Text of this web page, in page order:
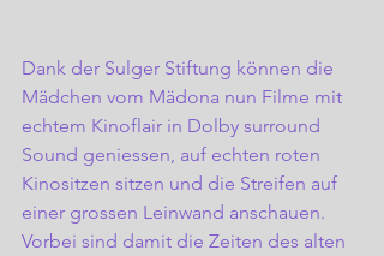
Dank der Sulger Stiftung können die
Mädchen vom Mädona nun Filme mit
echtem Kinoflair in Dolby surround
Sound geniessen, auf echten roten
Kinositzen sitzen und die Streifen auf
einer grossen Leinwand anschauen.
Vorbei sind damit die Zeiten des alten